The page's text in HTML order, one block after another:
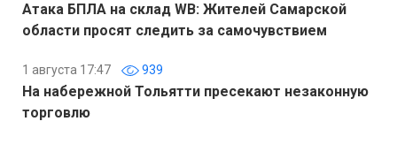
Атака БПЛА на склад WB: Жителей Самарской
области просят следить за самочувствием
1 августа 17:47 939
На набережной Тольятти пресекают незаконную
торговлю